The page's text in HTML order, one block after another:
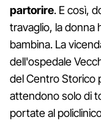
partorire. E così,
travaglio, la donna
bambina. La
dell'ospedale
del Centro Storico
attendono solo di
portate al